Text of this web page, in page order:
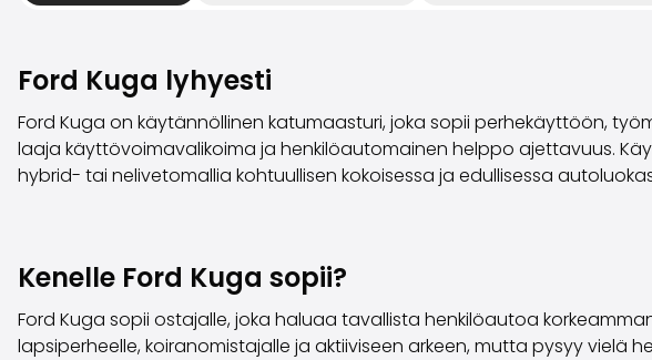
Ford Kuga lyhyesti
Ford Kuga on käytännöllinen katumaasturi, joka sopii perhekäyttöön,
laaja käyttövoimavalikoima ja henkilöautomainen helppo ajettavuus.
hybrid- tai nelivetomallia kohtuullisen kokoisessa ja edullisessa
Kenelle Ford Kuga sopii?
Ford Kuga sopii ostajalle, joka haluaa tavallista henkilöautoa
lapsiperheelle, koiranomistajalle ja aktiiviseen arkeen, mutta pysyy vielä